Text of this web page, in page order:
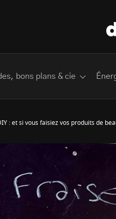
: et si vous faisiez vos produits de
bons plans & cie
Les mots clés les plus